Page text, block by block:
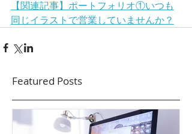
【関連記事】ポートフォリオ①いつも
同じイラストで営業していませんか？
Featured Posts